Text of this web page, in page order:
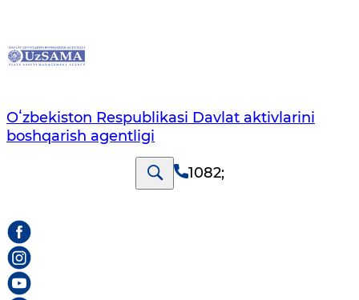
Oʻzbekiston Respublikasi Davlat aktivlarini
boshqarish agentligi
1082;